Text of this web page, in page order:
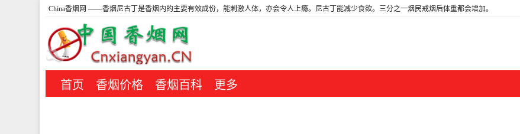
China香烟网 ——香烟尼古丁是香烟内的主要有效成份，能刺激人体，亦会令人上瘾。尼古丁能减少食欲。三分之一烟民戒烟后体重都会增加。
首页 香烟价格 香烟百科 更多